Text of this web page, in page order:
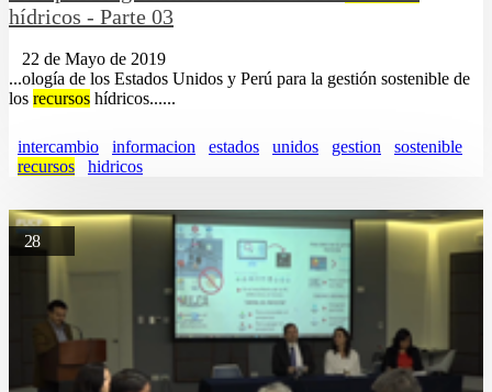
hídricos - Parte 03
22 de Mayo de 2019
...ología de los Estados Unidos y Perú para la gestión sostenible de
los recursos hídricos......
intercambio informacion estados unidos gestion
sostenible
recursos
hidricos
28